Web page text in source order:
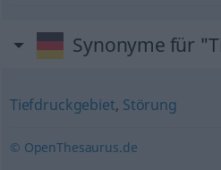
Synonyme für
Tiefdruckgebiet, Störung
© OpenThesaurus.de